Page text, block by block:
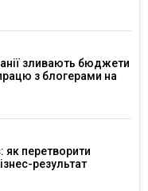
зливають бюджети
з блогерами на
як перетворити
результат